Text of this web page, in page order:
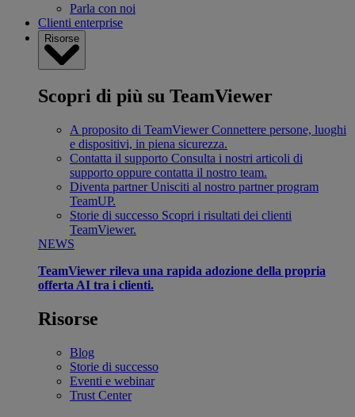
Parla con noi
Clienti enterprise
Risorse
Scopri di più su TeamViewer
A proposito di TeamViewer Connettere persone, luoghi
e dispositivi, in piena sicurezza.
Contatta il supporto Consulta i nostri articoli di
supporto oppure contatta il nostro team.
Diventa partner Unisciti al nostro partner program
TeamUP.
Storie di successo Scopri i risultati dei clienti
TeamViewer.
NEWS
TeamViewer rileva una rapida adozione della propria
offerta AI tra i clienti.
Risorse
Blog
Storie di successo
Eventi e webinar
Trust Center